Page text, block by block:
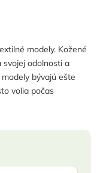
modely. Kožené
svojej odolnosti a
bývajú ešte
volia počas